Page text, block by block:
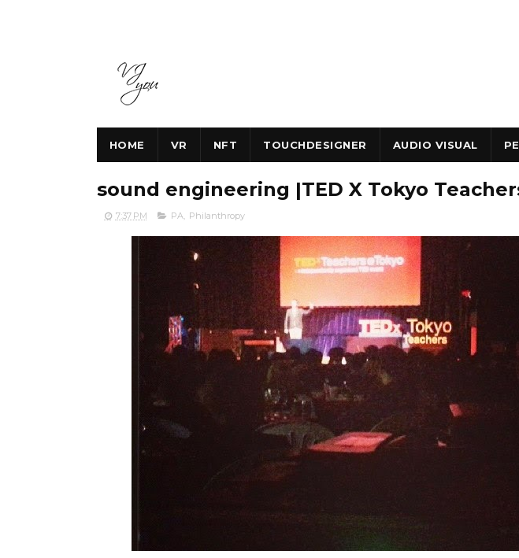
HOME VR NFT TOUCHDESIGNER AUDIO VISUAL
sound engineering |TED X Tokyo
7:37 PM PA, Philanthropy